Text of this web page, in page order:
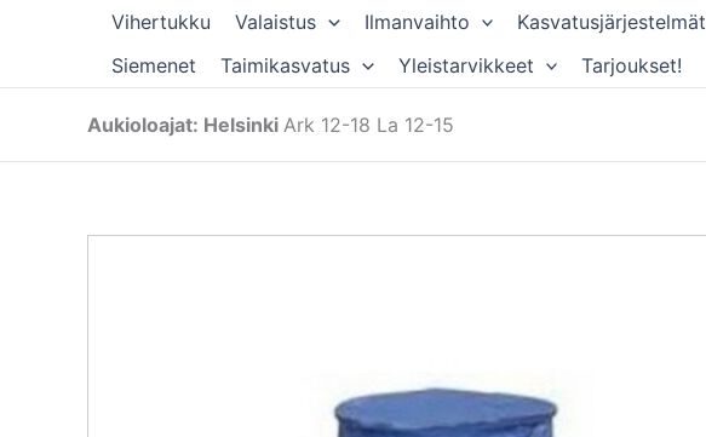
Vihertukku Valaistus Ilmanvaihto Kasvatusjärjestelmät
Siemenet
Taimikasvatus Yleistarvikkeet Tarjoukset!
Aukioloajat: Helsinki Ark 12-18 La 12-15